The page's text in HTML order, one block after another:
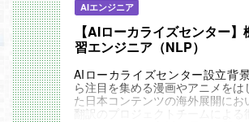
AIエンジニア
【AIローカライズセンター】
習エンジニア（NLP）
AIローカライズセンター設立背
ら注目を集める漫画やアニメをは
た日本コンテンツの海外展開にお
翻訳のプロジェクトチームによる